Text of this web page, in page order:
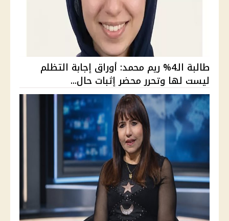
طالبة الـ4% ريم محمد: أوراق إجابة التظلم
ليست لها وتحرر محضر إثبات حال...